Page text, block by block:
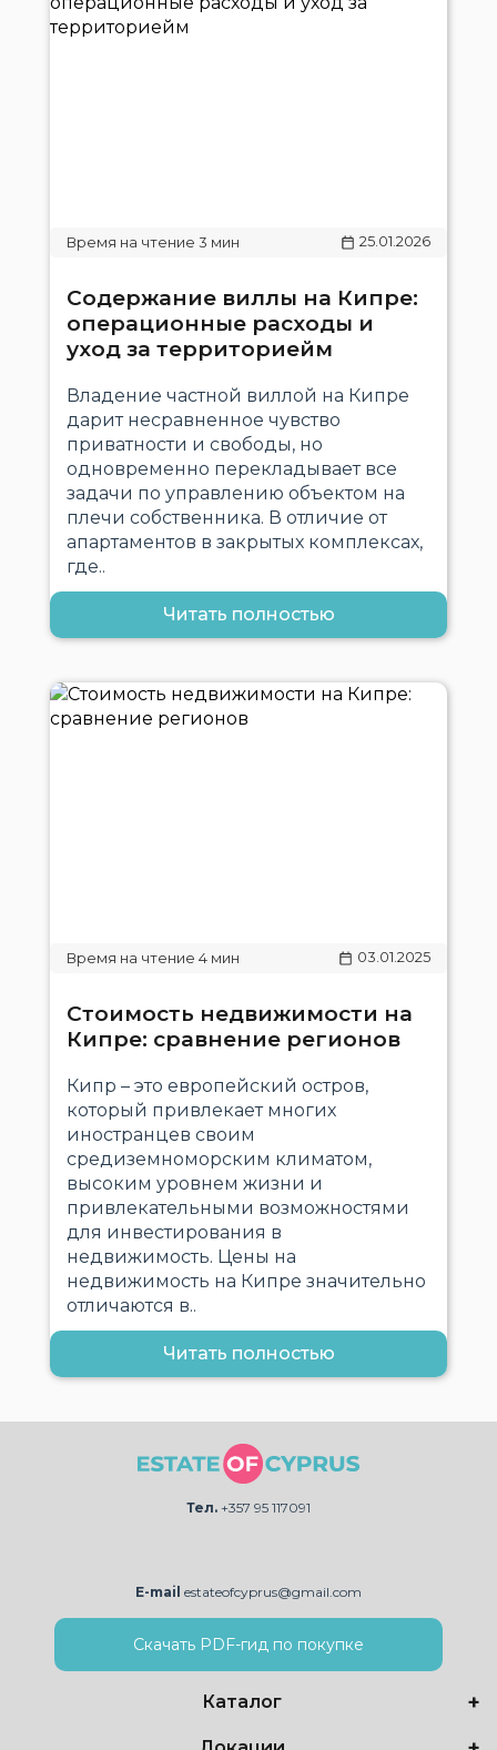
25.01.2026
Содержание виллы на Кипре:
операционные расходы и
уход за территориейм
Владение частной виллой на Кипре
дарит несравненное чувство
приватности и свободы, но
одновременно перекладывает все
задачи по управлению объектом на
плечи собственника. В отличие от
апартаментов в закрытых комплексах,
где..
Читать полностью
03.01.2025
Стоимость недвижимости на
Кипре: сравнение регионов
Кипр – это европейский остров,
который привлекает многих
иностранцев своим
средиземноморским климатом,
высоким уровнем жизни и
привлекательными возможностями
для инвестирования в
недвижимость. Цены на
недвижимость на Кипре значительно
отличаются в..
Читать полностью
Тел. +357 95 117091
E-mail estateofcyprus@gmail.com
Скачать PDF-гид по покупке
Каталог